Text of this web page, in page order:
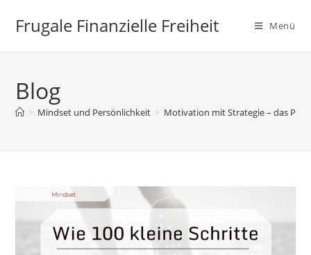
InhaltFrugale Finanzielle Freiheit Menü
Blog
> Mindset und Persönlichkeit > Motivation mit Strategie – das